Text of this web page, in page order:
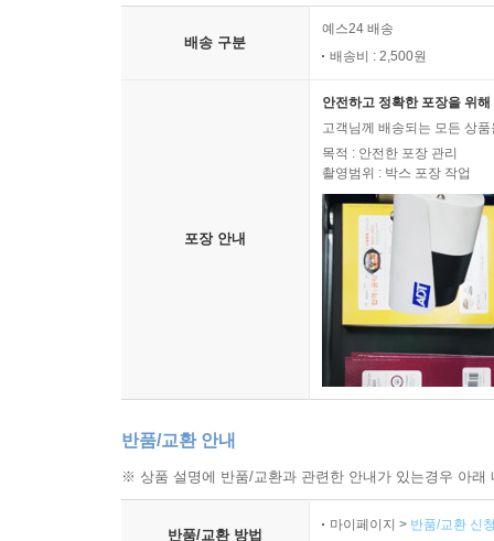
배송 구분
예스24 배송
배송비 : 2,500원
포장 안내
안전하고 정확한 포장을 위
고객님께 배송되는 모든 상
목적 : 안전한 포장 관리
촬영범위 : 박스 포장 작업
반품/교환 안내
※ 상품 설명에 반품/교환과 관련한 안내가 있는경우 아
반품/교환 방법
마이페이지 > 반품/교환 신